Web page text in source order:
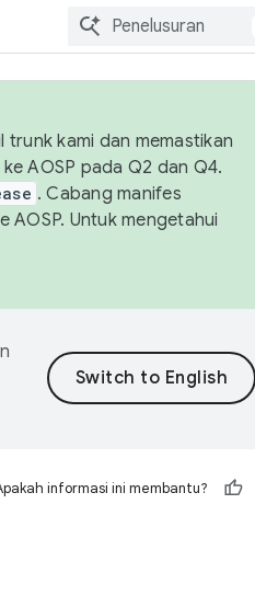
kami dan memastikan
AOSP pada Q2 dan Q4.
. Cabang manifes
AOSP. Untuk mengetahui
informasi ini membantu?